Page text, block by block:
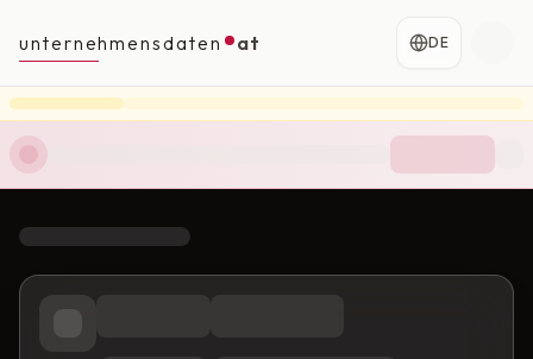
unternehmensdaten at DE